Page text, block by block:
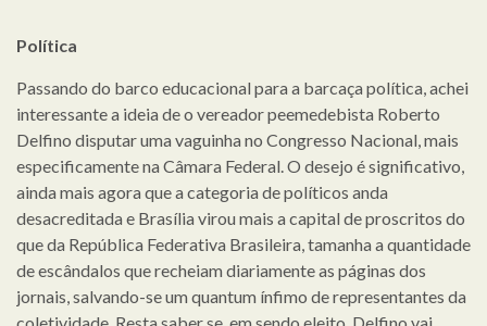
Política
Passando do barco educacional para a barcaça política, achei
interessante a ideia de o vereador peemedebista Roberto
Delfino disputar uma vaguinha no Congresso Nacional, mais
especificamente na Câmara Federal. O desejo é significativo,
ainda mais agora que a categoria de políticos anda
desacreditada e Brasília virou mais a capital de proscritos do
que da República Federativa Brasileira, tamanha a quantidade
de escândalos que recheiam diariamente as páginas dos
jornais, salvando-se um quantum ínfimo de representantes da
coletividade. Resta saber se, em sendo eleito, Delfino vai